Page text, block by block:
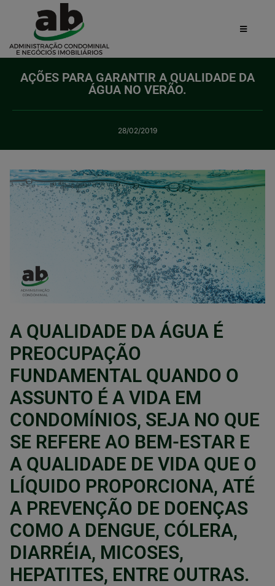
AÇÕES PARA GARANTIR A QUALIDADE DA
ÁGUA NO VERÃO.
28/02/2019
A QUALIDADE DA ÁGUA É
PREOCUPAÇÃO
FUNDAMENTAL QUANDO O
ASSUNTO É A VIDA EM
CONDOMÍNIOS, SEJA NO QUE
SE REFERE AO BEM-ESTAR E
A QUALIDADE DE VIDA QUE O
LÍQUIDO PROPORCIONA, ATÉ
A PREVENÇÃO DE DOENÇAS
COMO A DENGUE, CÓLERA,
DIARRÉIA, MICOSES,
HEPATITES, ENTRE OUTRAS.